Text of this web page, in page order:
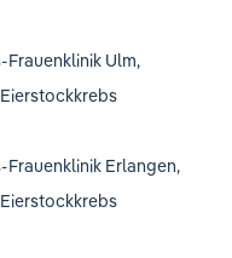
Ulm,
Erlangen,